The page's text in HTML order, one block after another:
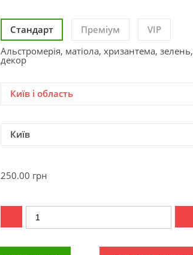
Стандарт Преміум VIP
Альстромерія, матіола, хризантема, зелень,
декор
Київ і область
Київ
250.00 грн